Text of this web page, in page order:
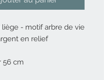
liège - motif arbre de vie
en relief
56 cm